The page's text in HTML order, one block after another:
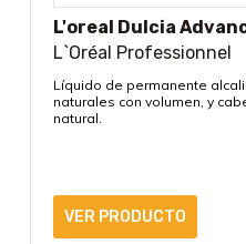
L'oreal Dulcia
L`Oréal Professionnel
Líquido de permanente
naturales con volumen, y
natural.
VER PRODUCTO